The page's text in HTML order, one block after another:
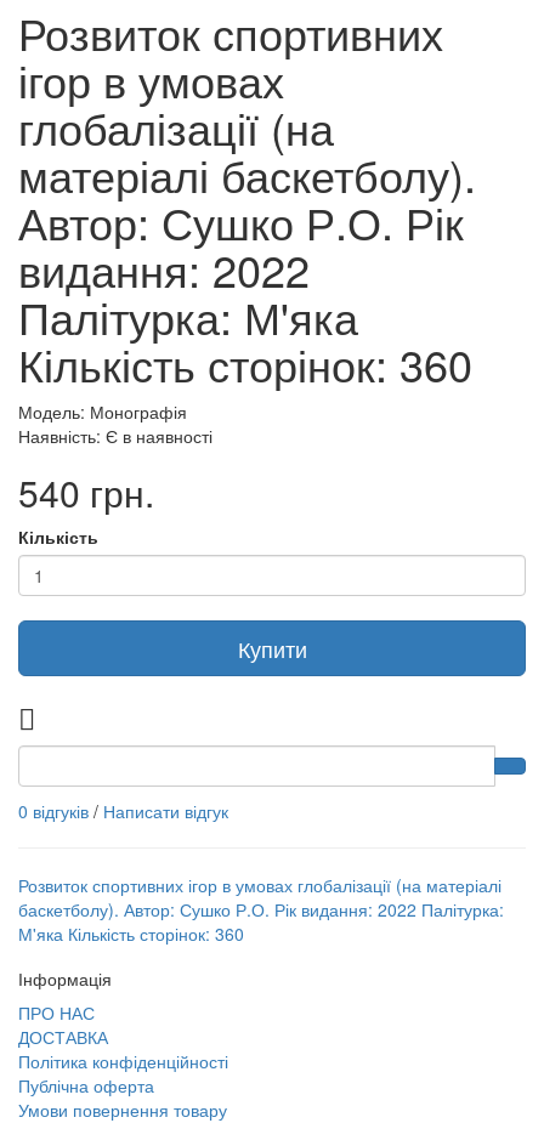
Розвиток спортивних
ігор в умовах
глобалізації (на
матеріалі баскетболу).
Автор: Сушко Р.О. Рік
видання: 2022
Палітурка: М'яка
Кількість сторінок: 360
Модель: Монографія
Наявність: Є в наявності
540 грн.
Кількість
Купити
0 відгуків / Написати відгук
Розвиток спортивних ігор в умовах глобалізації (на матеріалі
баскетболу). Автор: Сушко Р.О. Рік видання: 2022 Палітурка:
М'яка Кількість сторінок: 360
Інформація
ПРО НАС
ДОСТАВКА
Політика конфіденційності
Публічна оферта
Умови повернення товару